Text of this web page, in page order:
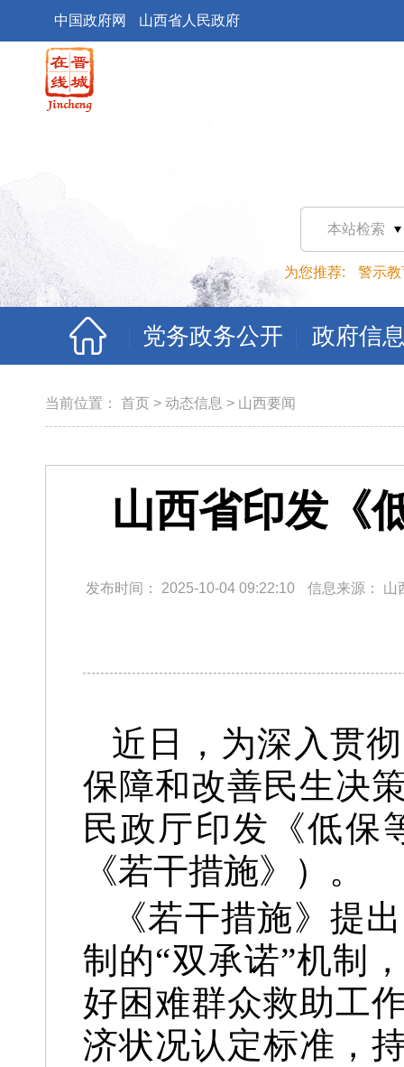
中国政府网 山西省人民政府
本站检索
为您推荐: 警示教
党务政务公开 政府信
当前位置： 首页 > 动态信息 > 山西要闻
山西省印发《
发布时间： 2025-10-04 09:22:10 信息来源： 山
近日，为深入贯
保障和改善民生决
民政厅印发《低保
《若干措施》）。
《若干措施》提
制的“双承诺”机制
好困难群众救助工
济状况认定标准，